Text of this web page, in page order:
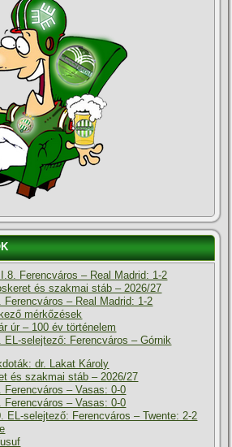
Ferencváros – Real Madrid: 1-2
és szakmai stáb – 2026/27
Ferencváros – Real Madrid: 1-2
mérkőzések
úr – 100 év történelem
EL-selejtező: Ferencváros – Górnik
dr. Lakat Károly
és szakmai stáb – 2026/27
Ferencváros – Vasas: 0-0
Ferencváros – Vasas: 0-0
EL-selejtező: Ferencváros – Twente: 2-2